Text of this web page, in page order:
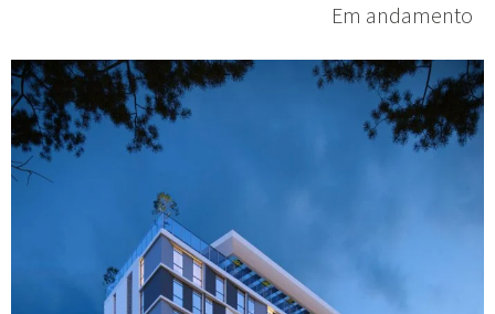
Em andamento